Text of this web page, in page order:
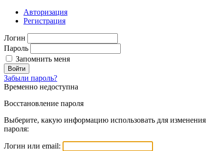
Авторизация
Регистрация
Логин
Пароль
Запомнить меня
Войти
Забыли пароль?
Временно недоступна
Восстановление пароля
Выберите, какую информацию использовать для изменения
пароля:
Логин или email: